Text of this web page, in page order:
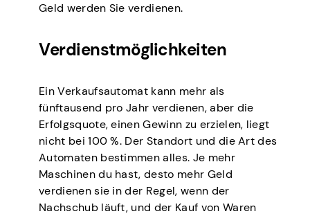
Geld werden Sie verdienen.
Verdienstmöglichkeiten
Ein Verkaufsautomat kann mehr als
fünftausend pro Jahr verdienen, aber die
Erfolgsquote, einen Gewinn zu erzielen, liegt
nicht bei 100 %. Der Standort und die Art des
Automaten bestimmen alles. Je mehr
Maschinen du hast, desto mehr Geld
verdienen sie in der Regel, wenn der
Nachschub läuft, und der Kauf von Waren